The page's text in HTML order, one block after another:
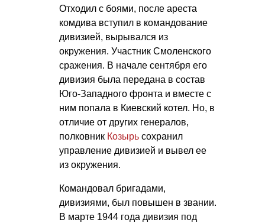
Отходил с боями, после ареста
комдива вступил в командование
дивизией, вырывался из
окружения. Участник Смоленского
сражения. В начале сентября его
дивизия была передана в состав
Юго-Западного фронта и вместе с
ним попала в Киевский котел. Но, в
отличие от других генералов,
полковник Козырь сохранил
управление дивизией и вывел ее
из окружения.
Командовал бригадами,
дивизиями, был повышен в звании.
В марте 1944 года дивизия под